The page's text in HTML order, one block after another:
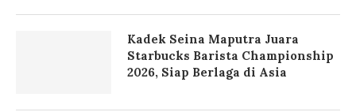
Kadek Seina Maputra Juara
Starbucks Barista Championship
2026, Siap Berlaga di Asia